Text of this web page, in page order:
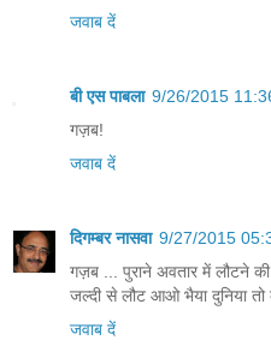
जवाब दें
बी एस पाबला 9/26/2015
गज़ब!
जवाब दें
दिगम्बर नासवा 9/27/2015
गज़ब ... पुराने अवतार में लौटने
जल्दी से लौट आओ भैया दुनिया तो
जवाब दें